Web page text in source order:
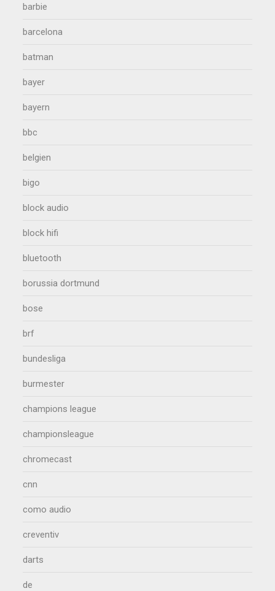
barbie
barcelona
batman
bayer
bayern
bbc
belgien
bigo
block audio
block hifi
bluetooth
borussia dortmund
bose
brf
bundesliga
burmester
champions league
championsleague
chromecast
cnn
como audio
creventiv
darts
de